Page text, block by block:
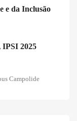
e da Inclusão
2025
Campolide